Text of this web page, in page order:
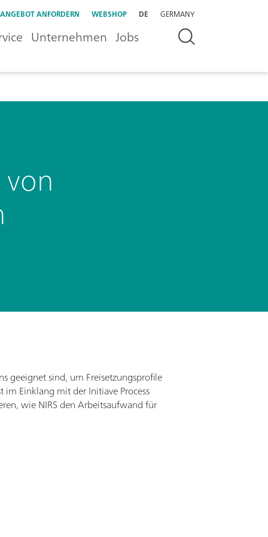
ANGEBOT ANFORDERN WEBSHOP DE GERMANY
Unternehmen Jobs
geeignet sind, um Freisetzungsprofile
im Einklang mit der Initiave Process
wie NIRS den Arbeitsaufwand für